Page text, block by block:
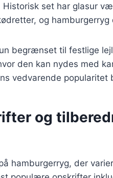
set har glasur
og hamburgerryg
begrænset til festlige
den kan nydes med
vedvarende popularitet
og
hamburgerryg, der